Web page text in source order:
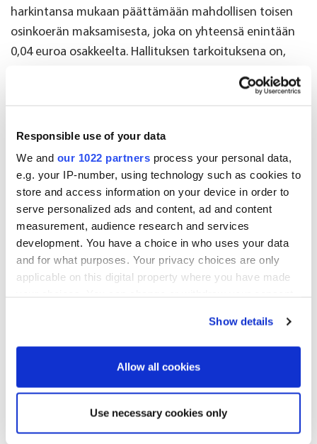
Responsible use of your data
We and our 1022 partners process your personal data,
e.g. your IP-number, using technology such as cookies to
store and access information on your device in order to
serve personalized ads and content, ad and content
measurement, audience research and services
development. You have a choice in who uses your data
and for what purposes. Your privacy choices are only
applicable on this digital property where you have made
If you allow, we would also like to:
Show details
Allow all cookies
Use necessary cookies only
harkintansa mukaan päättämään mahdollisen toisen
osinkoerän maksamisesta, joka on yhteensä enintään
0,04 euroa osakkeelta. Hallituksen tarkoituksena on,
osingonmaksu toteutettaisiin marraskuussa 2026.
osingonmaksupäätökset erikseen ja vahvistaisi
samassa yhteydessä maksun täsmäytys- ja
maksupäivät. Valtuutuksen perusteella maksettava
mahdollinen toinen erä maksettaisiin
osakkeenomistajalle, joka on kyseisen maksun
täsmäytyspäivänä merkitty Euroclear Finland Oy:n
pitämään yhtiön osakasluetteloon. Hallitus ehdottaa,
että valtuutus sisältäisi myös hallitukselle oikeuden
tämän valtuutuksen käyttämättä. Valtuutuksen
ehdotetaan olevan voimassa yhtiön seuraavaan
varsinaiseen yhtiökokoukseen saakka.